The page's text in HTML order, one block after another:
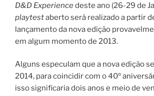
D&D Experiencedeste ano (26-29 de
playtestaberto será realizado a partir
lançamento da nova edição
em algum momento de 2013.
Alguns especulam que a nova edição
2014, para coincidir com o 40º
isso significaria dois anos e meio de